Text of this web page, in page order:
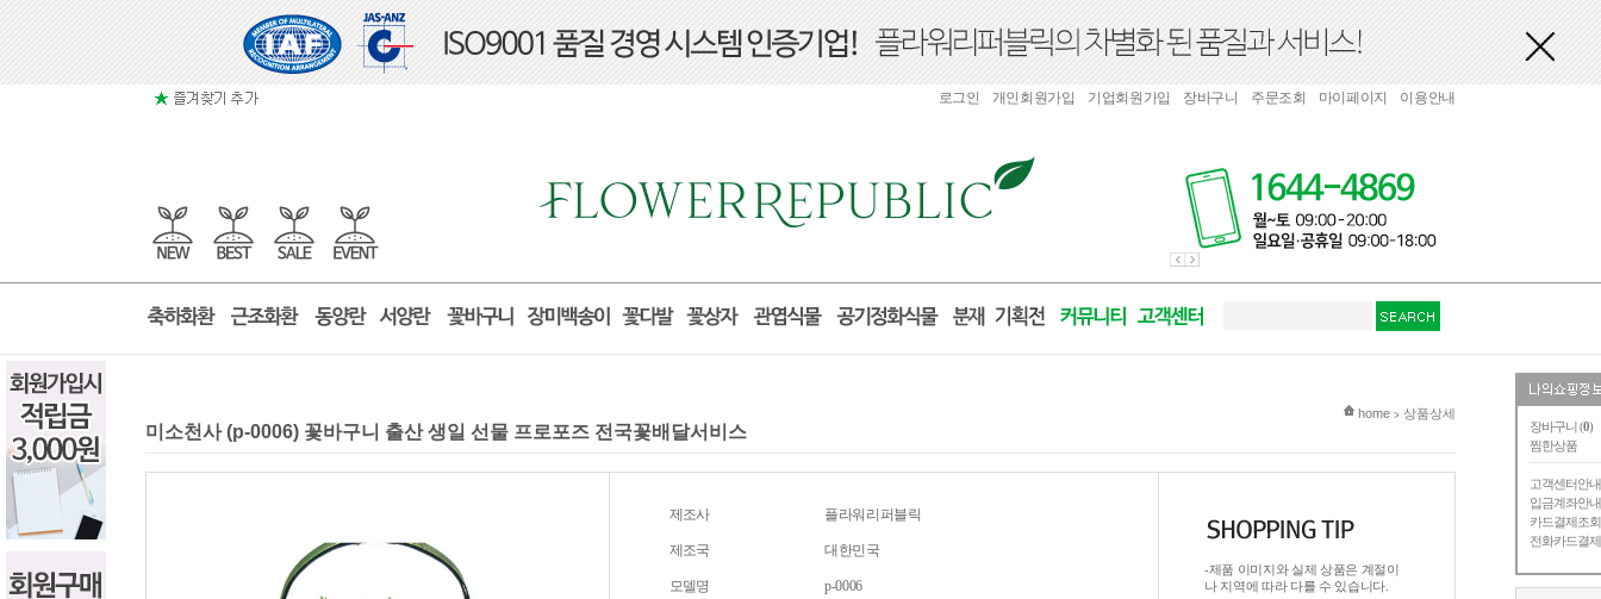
장바구니 (0)
찜한상품
고객센터안내
입금계좌안내
카드결제조회
전화카드결제
로그인 개인회원가입 기업회원가입 장바구니 주문조회 마이페이지 이용안내
현재 위치
home > 상품상세
미소천사 (p-0006) 꽃바구니 출산 생일 선물 프로포즈 전국꽃배달서비스
제조사 플라워리퍼블릭
제조국 대한민국
모델명 p-0006
-제품 이미지와 실제 상품은 계절이
나 지역에 따라 다를 수 있습니다.